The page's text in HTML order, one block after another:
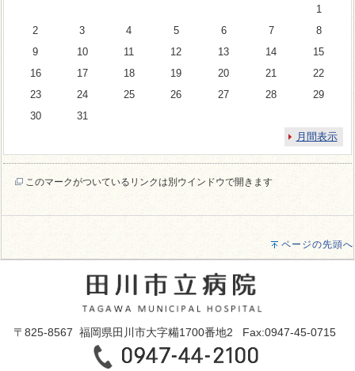
1
2
3 4 5 6 7
8
9
10 11 12 13 14
15
16
17 18 19 20 21
22
23
24 25 26 27 28
29
30
31
月間表示
このマークがついているリンクは別ウインドウで開きます
ページの先頭へ
〒825-8567 福岡県田川市大字糒1700番地2 Fax:0947-45-0715